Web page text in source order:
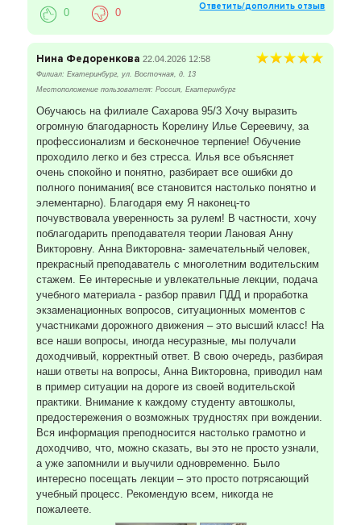
Ответить/дополнить отзыв
0 0
Нина Федоренкова 22.04.2026 12:58
Филиал: Екатеринбург, ул. Восточная, д. 13
Местоположение пользователя: Россия, Екатеринбург
Обучаюсь на филиале Сахарова 95/3 Хочу выразить
огромную благодарность Корелину Илье Сереевичу, за
профессионализм и бесконечное терпение! Обучение
проходило легко и без стресса. Илья все объясняет
очень спокойно и понятно, разбирает все ошибки до
полного понимания( все становится настолько понятно и
элементарно). Благодаря ему Я наконец-то
почувствовала уверенность за рулем! В частности, хочу
поблагодарить преподавателя теории Лановая Анну
Викторовну. Анна Викторовна- замечательный человек,
прекрасный преподаватель с многолетним водительским
стажем. Ее интересные и увлекательные лекции, подача
учебного материала - разбор правил ПДД и проработка
экзаменационных вопросов, ситуационных моментов с
участниками дорожного движения – это высший класс! На
все наши вопросы, иногда несуразные, мы получали
доходчивый, корректный ответ. В свою очередь, разбирая
наши ответы на вопросы, Анна Викторовна, приводил нам
в пример ситуации на дороге из своей водительской
практики. Внимание к каждому студенту автошколы,
предостережения о возможных трудностях при вождении.
Вся информация преподносится настолько грамотно и
доходчиво, что, можно сказать, вы это не просто узнали,
а уже запомнили и выучили одновременно. Было
интересно посещать лекции – это просто потрясающий
учебный процесс. Рекомендую всем, никогда не
пожалеете.